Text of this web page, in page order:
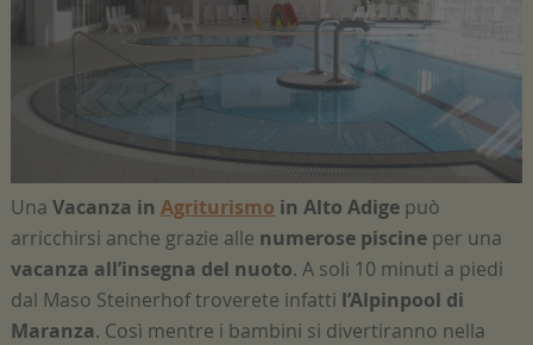
Una Vacanza in Agriturismo in Alto Adigepuò
arricchirsi anche grazie alle numerose piscineper una
vacanza all’insegna del nuoto. A soli 10 minuti a piedi
dal Maso Steinerhof troverete infatti l’Alpinpool di
Maranza. Così mentre i bambini si divertiranno nella